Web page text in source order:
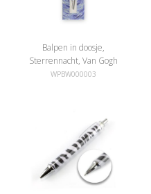
Balpen in doosje,
Sterrennacht, Van Gogh
WPBW000003